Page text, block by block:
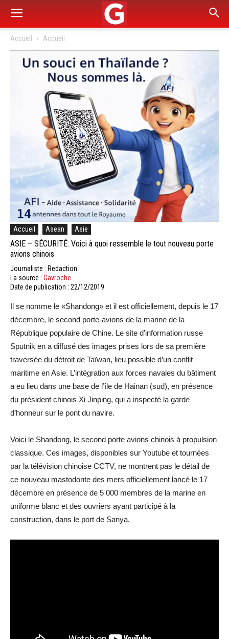
Accueil Accueil
Accueil Asean Asie
ASIE – SÉCURITÉ: Voici à quoi ressemble le tout nouveau porte
avions chinois
Journaliste : Redaction
La source : Gavroche
Date de publication : 22/12/2019
Il se nomme le «Shandong» et il est officiellement, depuis le 17
décembre, le second porte-avions de la marine de la
République populaire de Chine. Le site d’information russe
Sputnik en a diffusé des images prises lors de sa première
traversée du détroit de Taïwan, lieu possible d’un conflit
maritime en Asie. L’intégration aux forces navales du bâtiment
a eu lieu dans une base de l’île de Hainan (sud), en présence
du président chinois Xi Jinping, qui a inspecté la garde
d’honneur sur le pont du navire.
Voici le Shandong, le second porte avions chinois à propulsion
classique. Ces images, disponibles sur Youtube et tournées
par la télévision chinoise CCTV, ne montrent pas le détail de
ce nouveau mastodonte des mers officiellement lancé le 17
décembre en présence de 5 000 membres de la marine en
uniforme blanc et des ouvriers ayant participé à la
construction, dans le port de Sanya.